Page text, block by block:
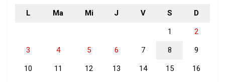
L Ma Mi J V S D
1 2
3 4 5 6 7 8 9
10 11 12 13 14 15 16